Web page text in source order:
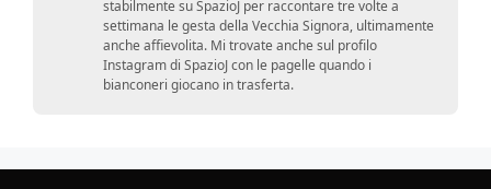
stabilmente su SpazioJ per raccontare tre volte a
settimana le gesta della Vecchia Signora, ultimamente
anche affievolita. Mi trovate anche sul profilo
Instagram di SpazioJ con le pagelle quando i
bianconeri giocano in trasferta.